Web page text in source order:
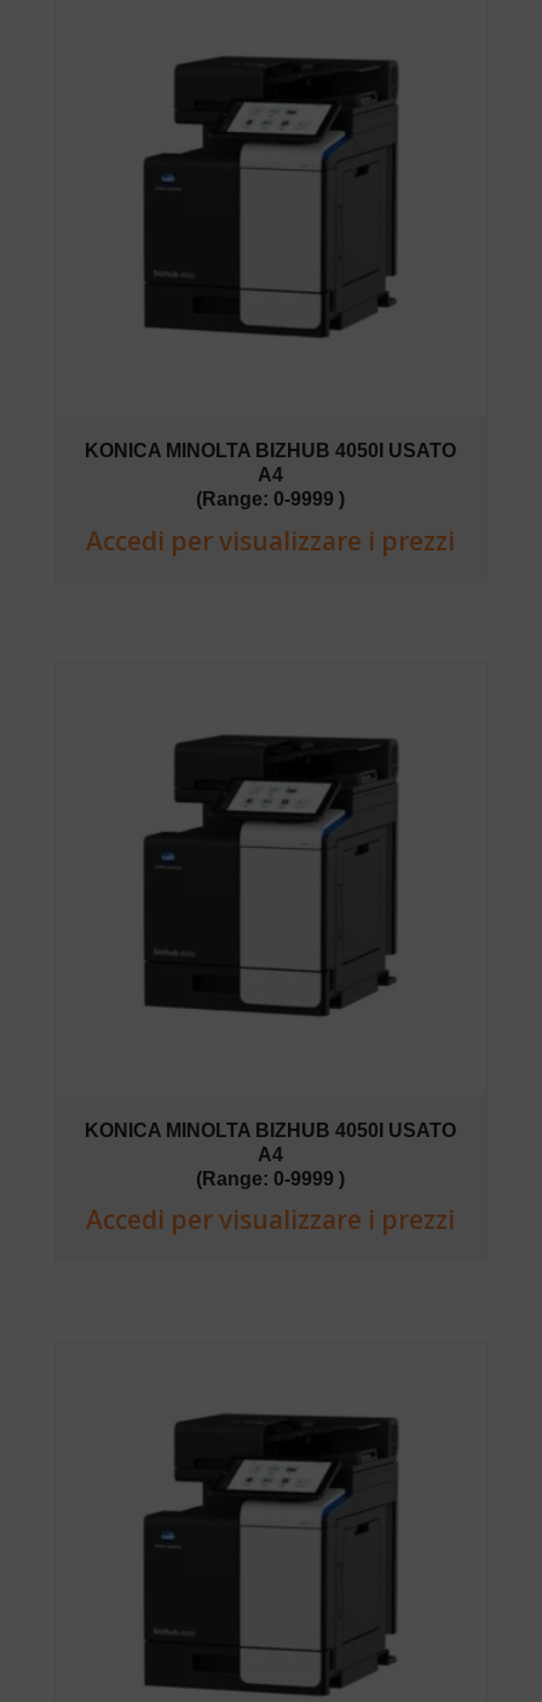
KONICA MINOLTA BIZHUB 4050I USATO
A4
(Range: 0-9999 )
Accedi per visualizzare i prezzi
KONICA MINOLTA BIZHUB 4050I USATO
A4
(Range: 0-9999 )
Accedi per visualizzare i prezzi